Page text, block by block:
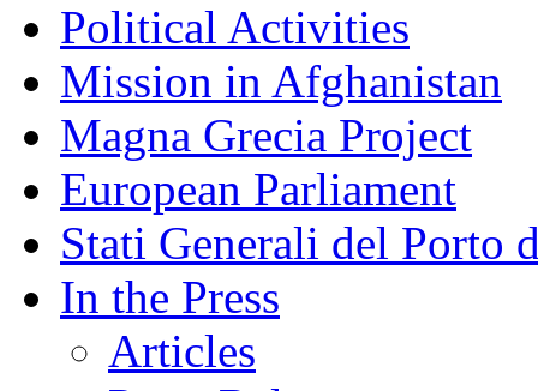
Political Activities
Mission in Afghanistan
Magna Grecia Project
European Parliament
Stati Generali del Porto
In the Press
Articles